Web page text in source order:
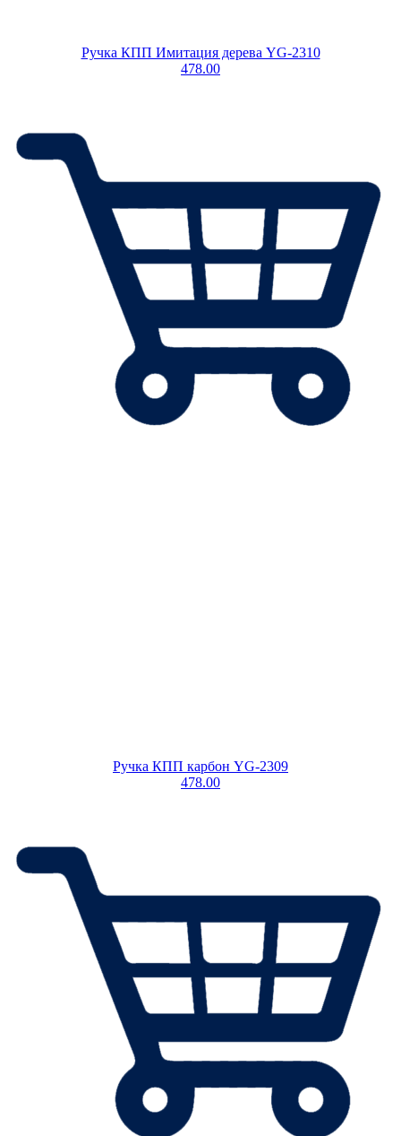
Ручка КПП Имитация дерева YG-2310
478.00
Ручка КПП карбон YG-2309
478.00